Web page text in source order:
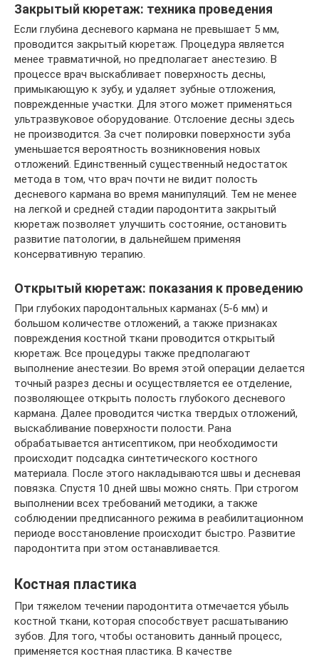
Закрытый кюретаж: техника проведения
Если глубина десневого кармана не превышает 5 мм,
проводится закрытый кюретаж. Процедура является
менее травматичной, но предполагает анестезию. В
процессе врач выскабливает поверхность десны,
примыкающую к зубу, и удаляет зубные отложения,
поврежденные участки. Для этого может применяться
ультразвуковое оборудование. Отслоение десны здесь
не производится. За счет полировки поверхности зуба
уменьшается вероятность возникновения новых
отложений. Единственный существенный недостаток
метода в том, что врач почти не видит полость
десневого кармана во время манипуляций. Тем не менее
на легкой и средней стадии пародонтита закрытый
кюретаж позволяет улучшить состояние, остановить
развитие патологии, в дальнейшем применяя
консервативную терапию.
Открытый кюретаж: показания к проведению
При глубоких пародонтальных карманах (5-6 мм) и
большом количестве отложений, а также признаках
повреждения костной ткани проводится открытый
кюретаж. Все процедуры также предполагают
выполнение анестезии. Во время этой операции делается
точный разрез десны и осуществляется ее отделение,
позволяющее открыть полость глубокого десневого
кармана. Далее проводится чистка твердых отложений,
выскабливание поверхности полости. Рана
обрабатывается антисептиком, при необходимости
происходит подсадка синтетического костного
материала. После этого накладываются швы и десневая
повязка. Спустя 10 дней швы можно снять. При строгом
выполнении всех требований методики, а также
соблюдении предписанного режима в реабилитационном
периоде восстановление происходит быстро. Развитие
пародонтита при этом останавливается.
Костная пластика
При тяжелом течении пародонтита отмечается убыль
костной ткани, которая способствует расшатыванию
зубов. Для того, чтобы остановить данный процесс,
применяется костная пластика. В качестве